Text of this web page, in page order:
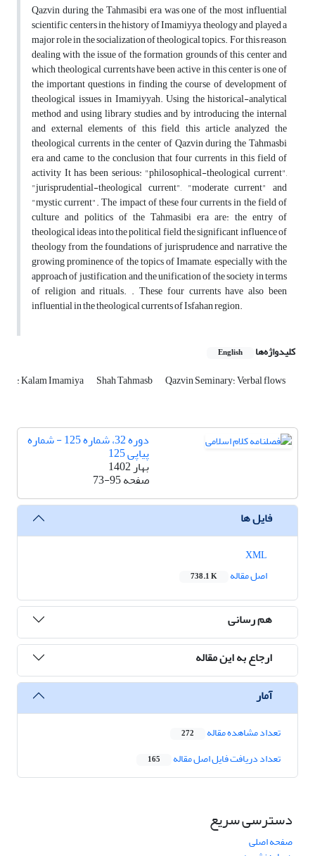
Qazvin during the Tahmasibi era was one of the most influential
scientific centers in the history of Imamiyya theology and played a
major role in the socialization of theological topics. For this reason,
dealing with the issue of the formation grounds of this center and
which theological currents have been active in this center is one of
the important questions in finding the course of development of
theological issues in Imamiyyah. Using the historical-analytical
method and using library studies, and by introducing the internal
and external elements of this field, this article analyzed the
theological currents in the center of Qazvin during the Tahmasbi
era and came to the conclusion that four currents in this field of
activity It has been serious: "philosophical-theological current",
"jurisprudential-theological current", "moderate current" and
"mystic current". The impact of these four currents in the field of
culture and politics of the Tahmasibi era are: the entry of
theological ideas into the political field, the significant influence of
theology from the foundations of jurisprudence and narrative, the
growing prominence of the topics of Imamate, especially with the
approach of justification, and the unification of the society in terms
of religion and rituals. . These four currents have also been
influential in the theological currents of Isfahan region.
کلیدواژه‌ها English
: Kalam Imamiya Shah Tahmasb Qazvin Seminary؛ Verbal flows
دوره 32، شماره 125 - شماره
پیاپی 125
بهار 1402
صفحه73-95
فایل ها
اصل مقاله
738.1 K
هم رسانی
ارجاع به این مقاله
آمار
تعداد مشاهده مقاله 272
تعداد دریافت فایل اصل مقاله 165
دسترسی سریع
صفحه اصلی